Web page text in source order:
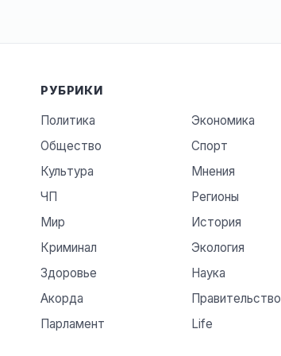
РУБРИКИ
Политика
Экономика
Общество
Спорт
Культура
Мнения
ЧП
Регионы
Мир
История
Криминал
Экология
Здоровье
Наука
Акорда
Правительство
Парламент
Life